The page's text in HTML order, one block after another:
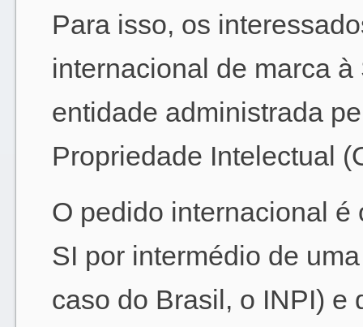
Para isso, os
internacional de marca
entidade administrada
Propriedade Intelectual
O pedido internacional
SI por intermédio de
caso do Brasil, o INPI) e